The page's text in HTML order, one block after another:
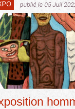
publié le 05 Juil